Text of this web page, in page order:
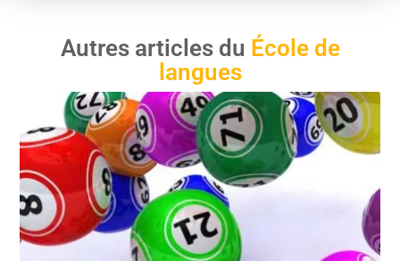
Autres articles du École de
langues